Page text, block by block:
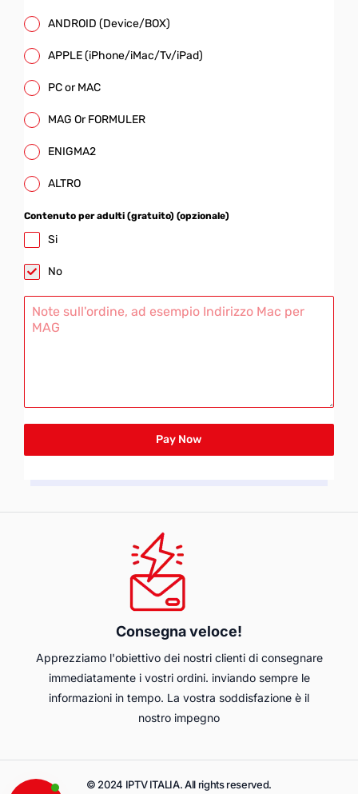
ANDROID (Device/BOX)
APPLE (iPhone/iMac/Tv/iPad)
PC or MAC
MAG Or FORMULER
ENIGMA2
ALTRO
Contenuto per adulti (gratuito) (opzionale)
Si
No
Pay Now
Consegna veloce!
Apprezziamo l'obiettivo dei nostri clienti di consegnare
immediatamente i vostri ordini. inviando sempre le
informazioni in tempo. La vostra soddisfazione è il
nostro impegno
© 2024 IPTV ITALIA. All rights reserved.